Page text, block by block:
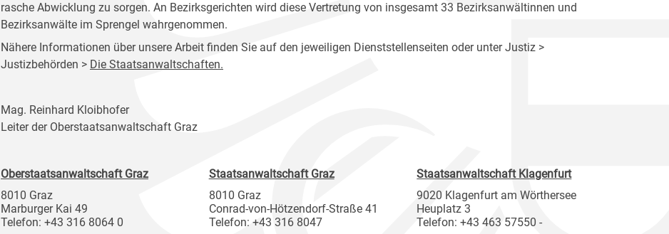
rasche Abwicklung zu sorgen. An Bezirksgerichten wird diese Vertretung von insgesamt 33 Bezirksanwältinnen und
Bezirksanwälte im Sprengel wahrgenommen.
Nähere Informationen über unsere Arbeit finden Sie auf den jeweiligen Dienststellenseiten oder unter Justiz >
Justizbehörden > Die Staatsanwaltschaften.
Mag. Reinhard Kloibhofer
Leiter der Oberstaatsanwaltschaft Graz
Oberstaatsanwaltschaft Graz
8010 Graz
Marburger Kai 49
Telefon: +43 316 8064 0
Staatsanwaltschaft Graz
8010 Graz
Conrad-von-Hötzendorf-Straße 41
Telefon: +43 316 8047
Staatsanwaltschaft Klagenfurt
9020 Klagenfurt am Wörthersee
Heuplatz 3
Telefon: +43 463 57550 -